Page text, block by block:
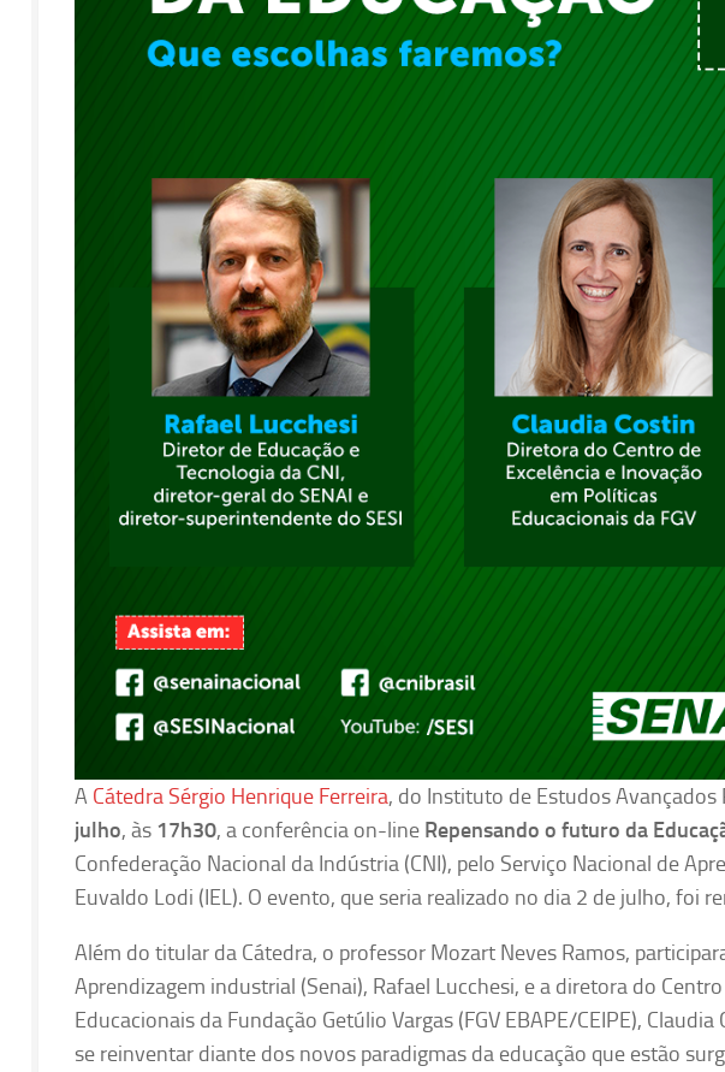
A Cátedra Sérgio Henrique Ferreira, do Instituto de Estudos
julho, às 17h30, a conferência on-line Repensando o futuro da
Confederação Nacional da Indústria (CNI), pelo Serviço Nacional de
Euvaldo Lodi (IEL). O evento, que seria realizado no dia 2 de julho, foi
Além do titular da Cátedra, o professor Mozart Neves Ramos,
Aprendizagem industrial (Senai), Rafael Lucchesi, e a diretora do
Educacionais da Fundação Getúlio Vargas (FGV EBAPE/CEIPE),
se reinventar diante dos novos paradigmas da educação que estão